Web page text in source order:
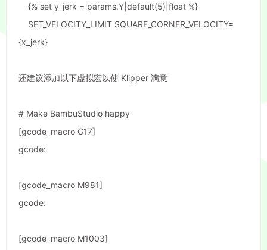
{% set y_jerk = params.Y|default(5)|float %}
SET_VELOCITY_LIMIT SQUARE_CORNER_VELOCITY=
{x_jerk}
还建议添加以下虚拟宏以使 Klipper 满意
# Make BambuStudio happy
[gcode_macro G17]
gcode:
[gcode_macro M981]
gcode:
[gcode_macro M1003]